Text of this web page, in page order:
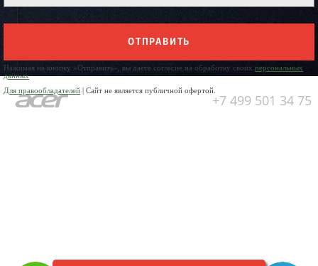
ОТПРАВИТЬ
Нажимая на кнопку «Отправить», вы даете согласие на обработку своих персональных
данных
Для правообладателей | Сайт не является публичной офертой.
+7 499 501 34 75